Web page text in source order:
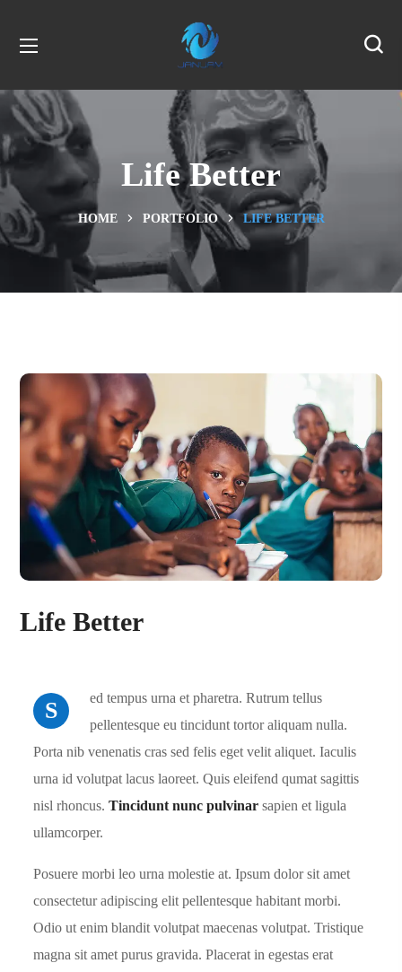
Life Better
HOME PORTFOLIO LIFE BETTER
Life Better
S
ed tempus urna et pharetra. Rutrum tellus
pellentesque eu tincidunt tortor aliquam nulla.
Porta nib venenatis cras sed felis eget velit aliquet. Iaculis
urna id volutpat lacus laoreet. Quis eleifend qumat sagittis
nisl rhoncus.Tincidunt nunc pulvinar sapien et ligula
ullamcorper.
Posuere morbi leo urna molestie at. Ipsum dolor sit amet
consectetur adipiscing elit pellentesque habitant morbi.
Odio ut enim blandit volutpat maecenas volutpat. Tristique
magna sit amet purus gravida. Placerat in egestas erat